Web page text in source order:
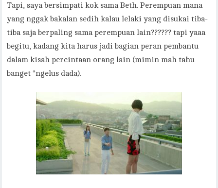
Tapi, saya bersimpati kok sama Beth. Perempuan mana
yang nggak bakalan sedih kalau lelaki yang disukai tiba-
tiba saja berpaling sama perempuan lain?????? tapi yaaa
begitu, kadang kita harus jadi bagian peran pembantu
dalam kisah percintaan orang lain (mimin mah tahu
banget *ngelus dada).